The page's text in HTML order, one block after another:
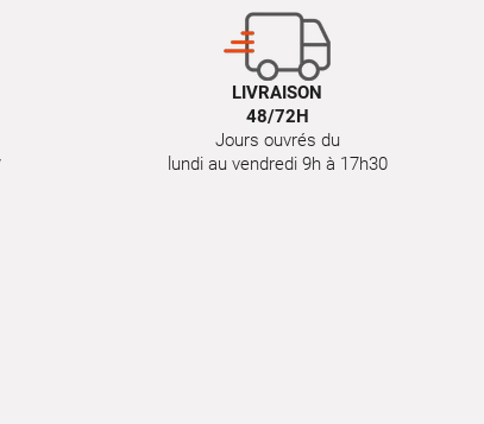
LIVRAISON
48/72H
Jours ouvrés du
lundi au vendredi 9h à 17h30